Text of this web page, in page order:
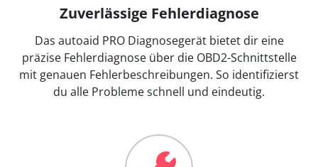
Zuverlässige Fehlerdiagnose
Das autoaid PRO Diagnosegerät bietet dir eine
präzise Fehlerdiagnose über die OBD2-Schnittstelle
mit genauen Fehlerbeschreibungen. So identifizierst
du alle Probleme schnell und eindeutig.